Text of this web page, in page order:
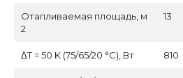
Отапливаемая площадь, м
2
13
ΔT = 50 K (75/65/20 °C), Вт 810